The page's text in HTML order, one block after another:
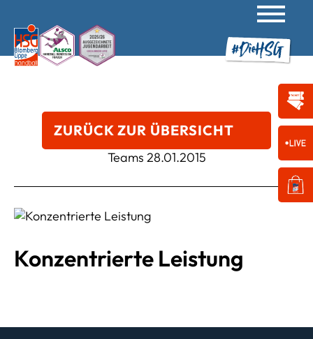
ZURÜCK ZUR ÜBERSICHT
Teams 28.01.2015
Konzentrierte Leistung